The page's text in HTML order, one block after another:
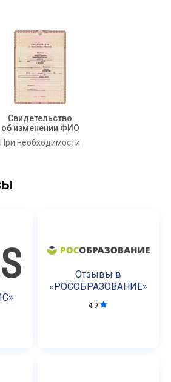
Свидетельство
об изменении ФИО
При необходимости
Отзывы в
«РОСОБРАЗОВАНИЕ»
4.9